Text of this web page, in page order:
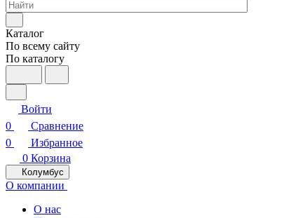
Каталог
По всему сайту
По каталогу
Войти
0
Сравнение
0
Избранное
0 Корзина
Колумбус
О компании
О нас